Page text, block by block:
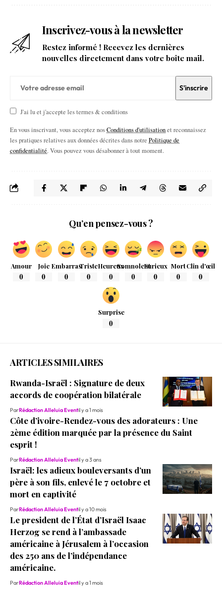
Inscrivez-vous à la newsletter
Restez informé ! Recevez les dernières
nouvelles directement dans votre boîte mail.
J'ai lu et j'accepte les termes & conditions
En vous inscrivant, vous acceptez nosConditions d'utilisationet reconnaissez
les pratiques relatives aux données décrites dans notre Politique de
confidentialité. Vous pouvez vous désabonner à tout moment.
Qu’en pensez-vous ?
Amour
0
Joie
0
Embarras
0
Triste
0
Heureux
0
Somnolent
0
Furieux
0
Mort
0
Clin d'œil
0
Surprise
0
ARTICLES SIMILAIRES
Rwanda-Israël : Signature de deux
accords de coopération bilatérale
ParRédaction Alleluia Eventil y a 1 mois
Côte d’ivoire-Rendez-vous des adorateurs : Une
2ème édition marquée par la présence du Saint
esprit !
ParRédaction Alleluia Eventil y a 3 ans
Israël: les adieux bouleversants d’un
père à son fils, enlevé le 7 octobre et
mort en captivité
ParRédaction Alleluia Eventil y a 10 mois
Le president de l’État d’Israël Isaac
Herzog se rend à l’ambassade
américaine à Jérusalem à l’occasion
des 250 ans de l’indépendance
américaine.
ParRédaction Alleluia Eventil y a 1 mois